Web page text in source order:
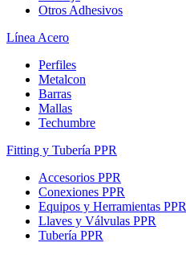
Otros Adhesivos
Línea Acero
Perfiles
Metalcon
Barras
Mallas
Techumbre
Fitting y Tubería PPR
Accesorios PPR
Conexiones PPR
Equipos y Herramientas PPR
Llaves y Válvulas PPR
Tubería PPR